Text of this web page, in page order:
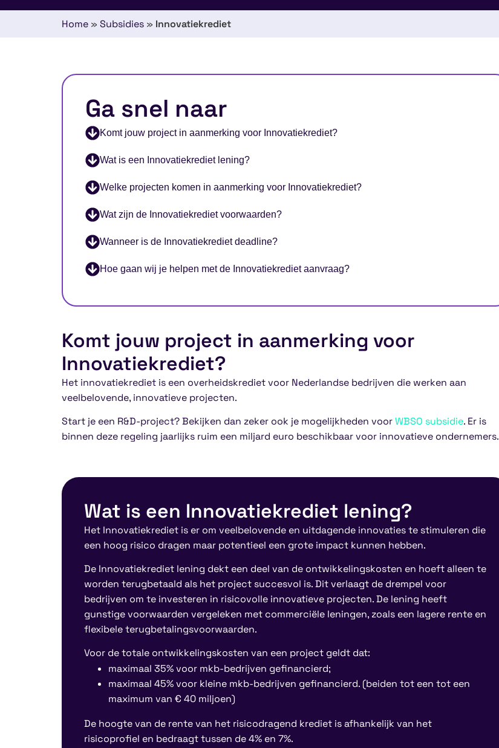
Home » Subsidies » Innovatiekrediet
Ga snel naar
Komt jouw project in aanmerking voor Innovatiekrediet?
Wat is een Innovatiekrediet lening?
Welke projecten komen in aanmerking voor Innovatiekrediet?
Wat zijn de Innovatiekrediet voorwaarden?
Wanneer is de Innovatiekrediet deadline?
Hoe gaan wij je helpen met de Innovatiekrediet aanvraag?
Komt jouw project in aanmerking voor
Innovatiekrediet?
Het innovatiekrediet is een overheidskrediet voor Nederlandse bedrijven die werken aan
veelbelovende, innovatieve projecten.
Start je een R&D-project? Bekijken dan zeker ook je mogelijkheden voorWBSO subsidie. Er is
binnen deze regeling jaarlijks ruim een miljard euro beschikbaar voor innovatieve ondernemers.
Wat is een Innovatiekrediet lening?
Het Innovatiekrediet is er om veelbelovende en uitdagende innovaties te stimuleren die
een hoog risico dragen maar potentieel een grote impact kunnen hebben.
De Innovatiekrediet lening dekt een deel van de ontwikkelingskosten en hoeft alleen te
worden terugbetaald als het project succesvol is. Dit verlaagt de drempel voor
bedrijven om te investeren in risicovolle innovatieve projecten. De lening heeft
gunstige voorwaarden vergeleken met commerciële leningen, zoals een lagere rente en
flexibele terugbetalingsvoorwaarden.
Voor de totale ontwikkelingskosten van een project geldt dat:
maximaal 35% voor mkb-bedrijven gefinancierd;
maximaal 45% voor kleine mkb-bedrijven gefinancierd. (beiden tot een tot een
maximum van € 40 miljoen)
De hoogte van de rente van het risicodragend krediet is afhankelijk van het
risicoprofiel en bedraagt tussen de 4% en 7%.